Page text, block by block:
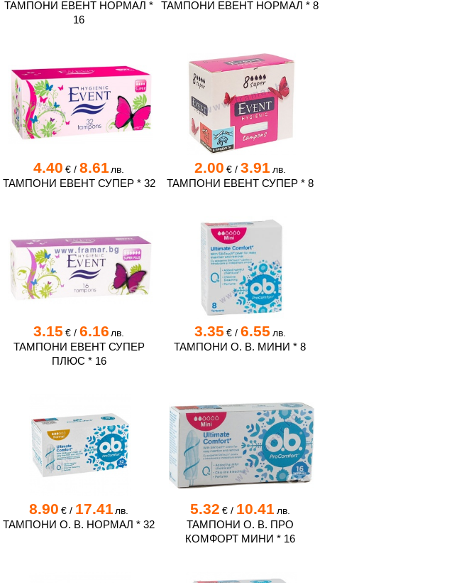
ТАМПОНИ ЕВЕНТ НОРМАЛ *
16
ТАМПОНИ ЕВЕНТ НОРМАЛ * 8
4.40 €/ 8.61 лв.
ТАМПОНИ ЕВЕНТ СУПЕР * 32
2.00 €/ 3.91 лв.
ТАМПОНИ ЕВЕНТ СУПЕР * 8
3.15 €/ 6.16 лв.
ТАМПОНИ ЕВЕНТ СУПЕР
ПЛЮС * 16
3.35 €/ 6.55 лв.
ТАМПОНИ О. В. МИНИ * 8
8.90 €/ 17.41 лв.
ТАМПОНИ О. В. НОРМАЛ * 32
5.32 €/ 10.41 лв.
ТАМПОНИ О. В. ПРО
КОМФОРТ МИНИ * 16